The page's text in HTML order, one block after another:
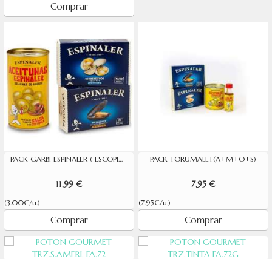
Comprar
PACK GARBI ESPINALER ( ESCOPINYES, MUSCLO, OLIVES, SALSA )
11,99 €
(3.00€/u.)
Comprar
PACK TORUMALET(A+M+O+S)
7,95 €
(7.95€/u.)
Comprar